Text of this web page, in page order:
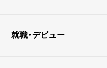
就職・デビュー